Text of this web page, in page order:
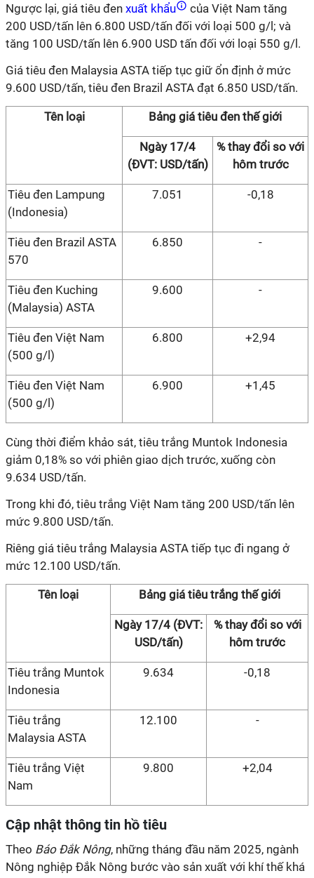
Ngược lại, giá tiêu đen xuất khẩu
của Việt Nam tăng
200 USD/tấn lên 6.800 USD/tấn đối với loại 500 g/l; và
tăng 100 USD/tấn lên 6.900 USD tấn đối với loại 550 g/l.
Giá tiêu đen Malaysia ASTA tiếp tục giữ ổn định ở mức
9.600 USD/tấn, tiêu đen Brazil ASTA đạt 6.850 USD/tấn.
Tên loại Bảng giá tiêu đen thế giới
Ngày 17/4
(ĐVT: USD/tấn)
% thay đổi so với
hôm trước
Tiêu đen Lampung
(Indonesia)
7.051 -0,18
Tiêu đen Brazil ASTA
570
6.850 -
Tiêu đen Kuching
(Malaysia) ASTA
9.600 -
Tiêu đen Việt Nam
(500 g/l)
6.800 +2,94
Tiêu đen Việt Nam
(500 g/l)
6.900 +1,45
Cùng thời điểm khảo sát, tiêu trắng Muntok Indonesia
giảm 0,18% so với phiên giao dịch trước, xuống còn
9.634 USD/tấn.
Trong khi đó, tiêu trắng Việt Nam tăng 200 USD/tấn lên
mức 9.800 USD/tấn.
Riêng giá tiêu trắng Malaysia ASTA tiếp tục đi ngang ở
mức 12.100 USD/tấn.
Tên loại Bảng giá tiêu trắng thế giới
Ngày 17/4 (ĐVT:
USD/tấn)
% thay đổi so với
hôm trước
Tiêu trắng Muntok
Indonesia
9.634 -0,18
Tiêu trắng
Malaysia ASTA
12.100 -
Tiêu trắng Việt
Nam
9.800 +2,04
Cập nhật thông tin hồ tiêu
Theo Báo Đắk Nông, những tháng đầu năm 2025, ngành
Nông nghiệp Đắk Nông bước vào sản xuất với khí thế khá